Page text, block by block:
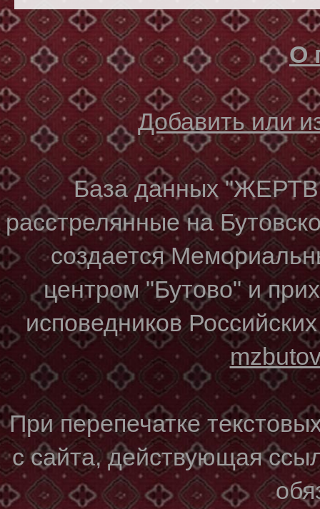
О
Добавить или
База данных
расстрелянные на
создается
центром "Бутово" и
исповедников
При перепечатке
с сайта, действующая